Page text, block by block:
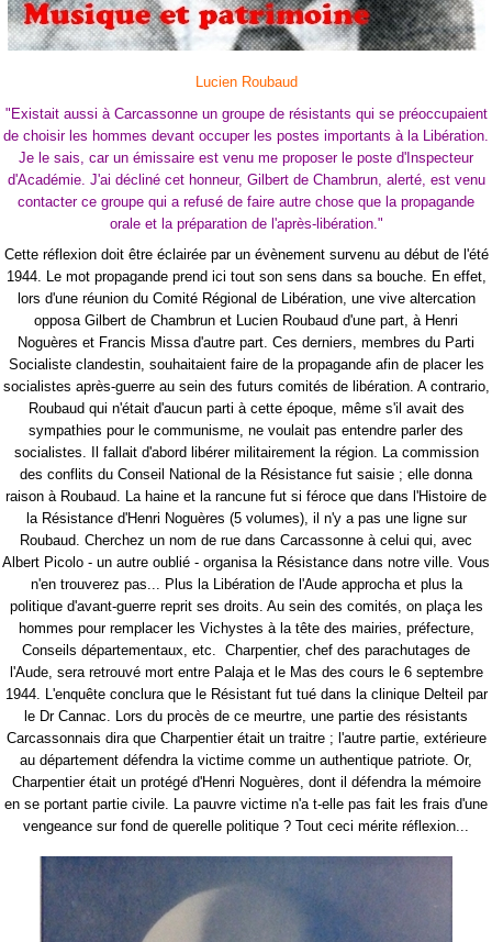
Lucien Roubaud
"Existait aussi à Carcassonne un groupe de résistants qui se préoccupaient
de choisir les hommes devant occuper les postes importants à la Libération.
Je le sais, car un émissaire est venu me proposer le poste d'Inspecteur
d'Académie. J'ai décliné cet honneur, Gilbert de Chambrun, alerté, est venu
contacter ce groupe qui a refusé de faire autre chose que la propagande
orale et la préparation de l'après-libération."
Cette réflexion doit être éclairée par un évènement survenu au début de l'été
1944. Le mot propagande prend ici tout son sens dans sa bouche. En effet,
lors d'une réunion du Comité Régional de Libération, une vive altercation
opposa Gilbert de Chambrun et Lucien Roubaud d'une part, à Henri
Noguères et Francis Missa d'autre part. Ces derniers, membres du Parti
Socialiste clandestin, souhaitaient faire de la propagande afin de placer les
socialistes après-guerre au sein des futurs comités de libération. A contrario,
Roubaud qui n'était d'aucun parti à cette époque, même s'il avait des
sympathies pour le communisme, ne voulait pas entendre parler des
socialistes. Il fallait d'abord libérer militairement la région. La commission
des conflits du Conseil National de la Résistance fut saisie ; elle donna
raison à Roubaud. La haine et la rancune fut si féroce que dans l'Histoire de
la Résistance d'Henri Noguères (5 volumes), il n'y a pas une ligne sur
Roubaud. Cherchez un nom de rue dans Carcassonne à celui qui, avec
Albert Picolo - un autre oublié - organisa la Résistance dans notre ville. Vous
n'en trouverez pas... Plus la Libération de l'Aude approcha et plus la
politique d'avant-guerre reprit ses droits. Au sein des comités, on plaça les
hommes pour remplacer les Vichystes à la tête des mairies, préfecture,
Conseils départementaux, etc. Charpentier, chef des parachutages de
l'Aude, sera retrouvé mort entre Palaja et le Mas des cours le 6 septembre
1944. L'enquête conclura que le Résistant fut tué dans la clinique Delteil par
le Dr Cannac. Lors du procès de ce meurtre, une partie des résistants
Carcassonnais dira que Charpentier était un traitre ; l'autre partie, extérieure
au département défendra la victime comme un authentique patriote. Or,
Charpentier était un protégé d'Henri Noguères, dont il défendra la mémoire
en se portant partie civile. La pauvre victime n'a t-elle pas fait les frais d'une
vengeance sur fond de querelle politique ? Tout ceci mérite réflexion...